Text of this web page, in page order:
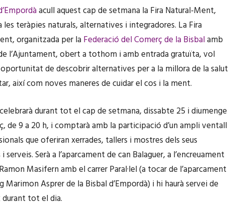
acull aquest cap de setmana la Fira Natural-Ment,
les teràpies naturals, alternatives i integradores. La Fira
organitzada per la Federació del Comerç de la Bisbalamb
l’Ajuntament, obert a tothom i amb entrada gratuïta, vol
de descobrir alternatives per a la millora de la salut
així com noves maneres de cuidar el cos i la ment.
durant tot el cap de setmana, dissabte 25 i diumenge
de 9 a 20 h, i comptarà amb la participació d’un ampli ventall
que oferiran xerrades, tallers i mostres dels seus
serveis. Serà a l’aparcament de can Balaguer, a l’encreuament
Masifern amb el carrer Paral·lel (a tocar de l’aparcament
Marimon Asprer de la Bisbal d’Empordà) i hi haurà servei de
tot el dia.